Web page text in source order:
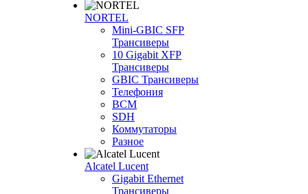
NORTEL
Mini-GBIC SFP
Трансиверы
10 Gigabit XFP
Трансиверы
GBIC Трансиверы
Телефония
BCM
SDH
Коммутаторы
Разное
Alcatel Lucent
Gigabit Ethernet
Трансиверы